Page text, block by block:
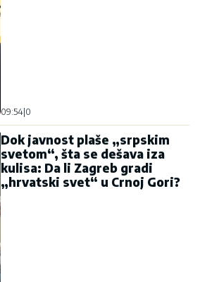
09:54|0
Dok javnost plaše „srpskim
svetom“, šta se dešava iza
kulisa: Da li Zagreb gradi
„hrvatski svet“ u Crnoj Gori?